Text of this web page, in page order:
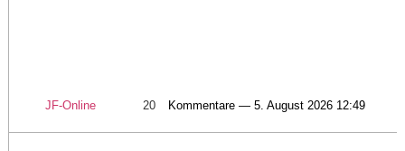
JF-Online 20 Kommentare — 5. August 2026 12:49